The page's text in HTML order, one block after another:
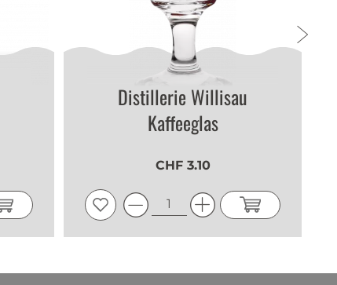
Distillerie Willisau
Kaffeeglas
CHF 3.10